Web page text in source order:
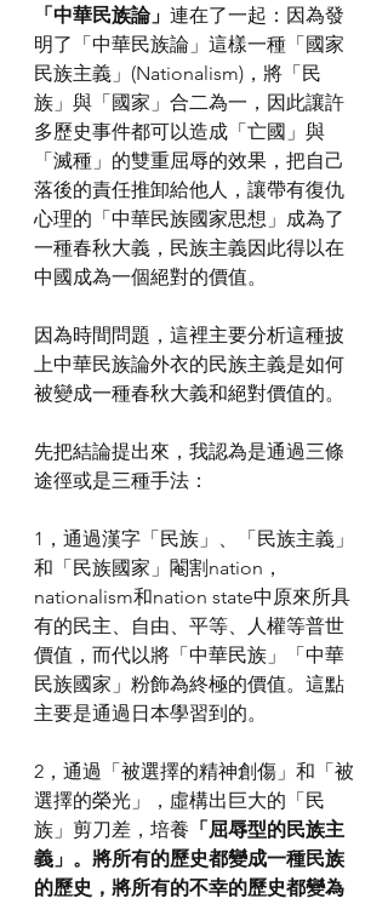
「中華民族論」 連在了一起：因為發
明了「中華民族論」這樣一種「國家
民族主義」(Nationalism)，將「民
族」與「國家」合二為一，因此讓許
多歷史事件都可以造成「亡國」與
「滅種」的雙重屈辱的效果，把自己
落後的責任推卸給他人，讓帶有復仇
心理的「中華民族國家思想」成為了
一種春秋大義，民族主義因此得以在
中國成為一個絕對的價值。
因為時間問題，這裡主要分析這種披
上中華民族論外衣的民族主義是如何
被變成一種春秋大義和絕對價值的。
先把結論提出來，我認為是通過三條
途徑或是三種手法：
1，通過漢字「民族」、「民族主義」
和「民族國家」閹割nation，
nationalism和nation state中原來所具
有的民主、自由、平等、人權等普世
價值，而代以將「中華民族」「中華
民族國家」粉飾為終極的價值。這點
主要是通過日本學習到的。
2，通過「被選擇的精神創傷」和「被
選擇的榮光」，虛構出巨大的「民
族」剪刀差，培養 「屈辱型的民族主
義」。將所有的歷史都變成一種民族
的歷史，將所有的不幸的歷史都變為